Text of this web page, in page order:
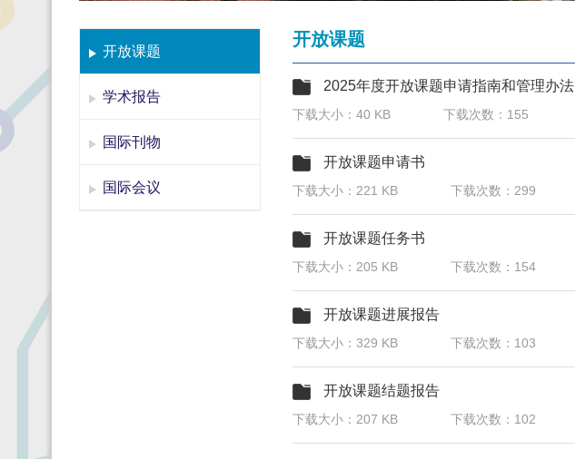
开放课题
学术报告
国际刊物
国际会议
开放课题
2025年度开放课题申请指南和管理办法
下载大小：40 KB 下载次数：155
开放课题申请书
下载大小：221 KB 下载次数：299
开放课题任务书
下载大小：205 KB 下载次数：154
开放课题进展报告
下载大小：329 KB 下载次数：103
开放课题结题报告
下载大小：207 KB 下载次数：102